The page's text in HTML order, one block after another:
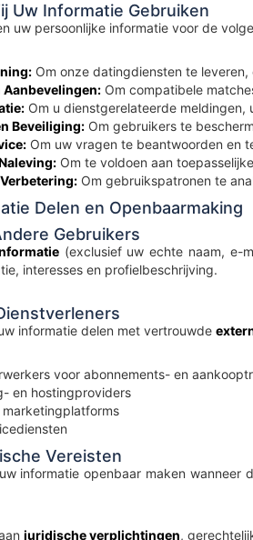
Uw Informatie Gebruiken
uw persoonlijke informatie voor de
Om onze datingdiensten te
Aanbevelingen: Om compatibele
Om u dienstgerelateerde
Beveiliging: Om gebruikers te
Om uw vragen te beantwoorden en
Om te voldoen aan
Om gebruikspatronen te
Delen en Openbaarmaking
Gebruikers
(exclusief uw echte naam, e-
interesses en profielbeschrijving.
informatie delen met vertrouwde
voor abonnements- en
en hostingproviders
marketingplatforms
Vereisten
informatie openbaar maken
juridische verplichtingen,